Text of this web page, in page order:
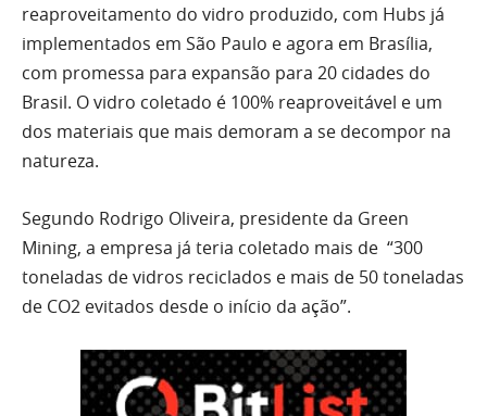
reaproveitamento do vidro produzido, com Hubs já
implementados em São Paulo e agora em Brasília,
com promessa para expansão para 20 cidades do
Brasil. O vidro coletado é 100% reaproveitável e um
dos materiais que mais demoram a se decompor na
natureza.
Segundo Rodrigo Oliveira, presidente da Green
Mining, a empresa já teria coletado mais de “300
toneladas de vidros reciclados e mais de 50 toneladas
de CO2 evitados desde o início da ação”.